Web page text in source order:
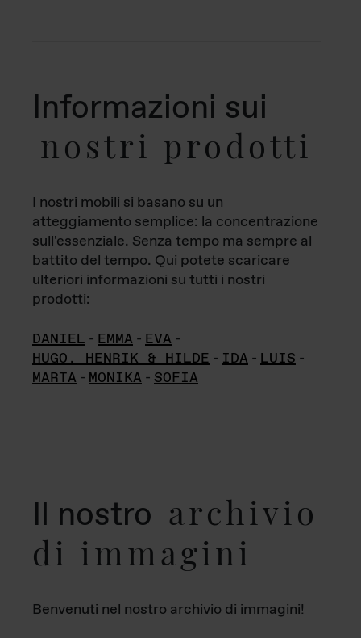
Informazioni sui
nostri prodotti
I nostri mobili si basano su un
atteggiamento semplice: la concentrazione
sull'essenziale. Senza tempo ma sempre al
battito del tempo. Qui potete scaricare
ulteriori informazioni su tutti i nostri
prodotti:
DANIEL - EMMA - EVA -
HUGO, HENRIK & HILDE - IDA - LUIS -
MARTA - MONIKA - SOFIA
Il nostro archivio
di immagini
Benvenuti nel nostro archivio di immagini!